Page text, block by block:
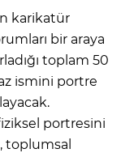
karikatür
bir araya
toplam 50
ismini portre
portresini
toplumsal